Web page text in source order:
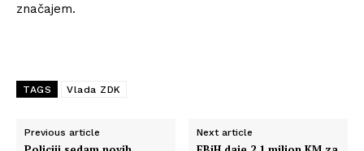
značajem.
TAGS Vlada ZDK
Previous article Next article